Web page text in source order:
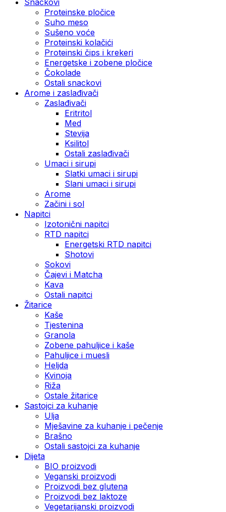
Proteinske pločice
Suho meso
Sušeno voće
Proteinski kolačići
Proteinski čips i krekeri
Energetske i zobene pločice
Čokolade
Ostali snackovi
Arome i zaslađivači
Zaslađivači
Eritritol
Med
Stevija
Ksilitol
Ostali zaslađivači
Umaci i sirupi
Slatki umaci i sirupi
Slani umaci i sirupi
Arome
Začini i sol
Napitci
Izotonični napitci
RTD napitci
Energetski RTD napitci
Shotovi
Sokovi
Čajevi i Matcha
Kava
Ostali napitci
Žitarice
Kaše
Tjestenina
Granola
Zobene pahuljice i kaše
Pahuljice i muesli
Heljda
Kvinoja
Riža
Ostale žitarice
Sastojci za kuhanje
Ulja
Mješavine za kuhanje i pečenje
Brašno
Ostali sastojci za kuhanje
Dijeta
BIO proizvodi
Veganski proizvodi
Proizvodi bez glutena
Proizvodi bez laktoze
Vegetarijanski proizvodi